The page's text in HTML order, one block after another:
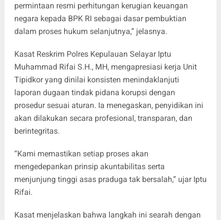
permintaan resmi perhitungan kerugian keuangan
negara kepada BPK RI sebagai dasar pembuktian
dalam proses hukum selanjutnya,” jelasnya.
Kasat Reskrim Polres Kepulauan Selayar Iptu
Muhammad Rifai S.H., MH, mengapresiasi kerja Unit
Tipidkor yang dinilai konsisten menindaklanjuti
laporan dugaan tindak pidana korupsi dengan
prosedur sesuai aturan. Ia menegaskan, penyidikan ini
akan dilakukan secara profesional, transparan, dan
berintegritas.
“Kami memastikan setiap proses akan
mengedepankan prinsip akuntabilitas serta
menjunjung tinggi asas praduga tak bersalah,” ujar Iptu
Rifai.
Kasat menjelaskan bahwa langkah ini searah dengan